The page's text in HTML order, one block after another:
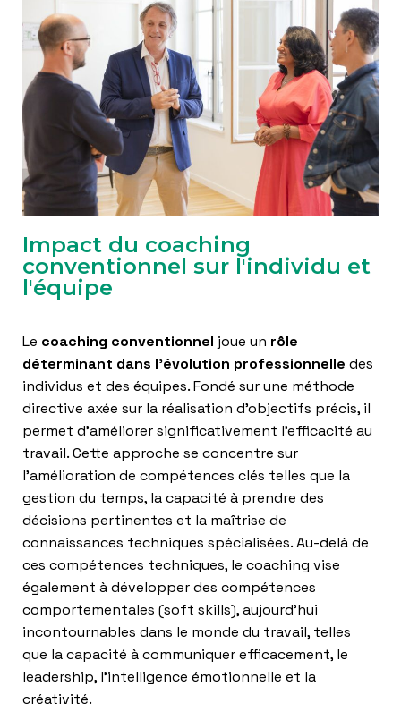
Impact du coaching
conventionnel sur l'individu et
l'équipe
Le coaching conventionnel joue un rôle
déterminant dans l’évolution professionnelle des
individus et des équipes. Fondé sur une méthode
directive axée sur la réalisation d’objectifs précis, il
permet d’améliorer significativement l’efficacité au
travail. Cette approche se concentre sur
l’amélioration de compétences clés telles que la
gestion du temps, la capacité à prendre des
décisions pertinentes et la maîtrise de
connaissances techniques spécialisées. Au-delà de
ces compétences techniques, le coaching vise
également à développer des compétences
comportementales (soft skills), aujourd’hui
incontournables dans le monde du travail, telles
que la capacité à communiquer efficacement, le
leadership, l’intelligence émotionnelle et la
créativité.